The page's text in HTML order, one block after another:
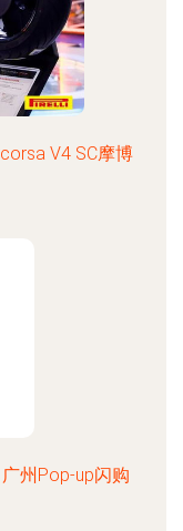
V4 SC摩博
州Pop-up闪购